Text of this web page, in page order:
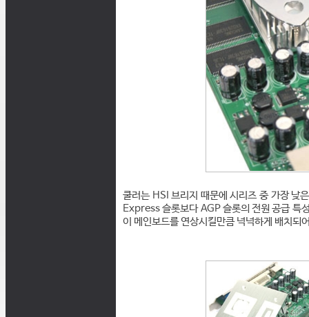
쿨러는 HSI 브리지 때문에 시리즈 중 가장 낮
Express 슬롯보다 AGP 슬롯의 전원 공급 특
이 메인보드를 연상시킬만큼 넉넉하게 배치되